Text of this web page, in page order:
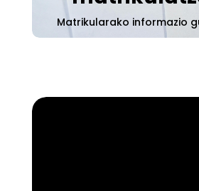
Matrikularako informazio